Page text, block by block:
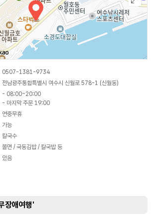
0507-1381-9734
전남광주통합특별시 여수시 신월로 578-1 (신월동)
- 08:00~20:00
- 마지막 주문 19:00
연중무휴
가능
칼국수
쫄면 / 국동김밥 / 칼국밥 등
있음
장애여행'